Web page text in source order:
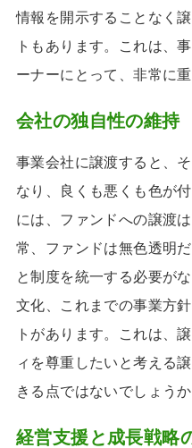
情報を開示することなく
トもあります。これは、
ーナーにとって、非常に重
会社の独自性の維持
事業会社に譲渡すると、
なり、良くも悪くも色が
には、ファンドへの譲渡
常、ファンドは無色透明
と制度を統一する必要が
文化、これまでの事業方
トがあります。これは、
ィを尊重したいと考える
きる点ではないでしょうか
経営支援と成長戦略